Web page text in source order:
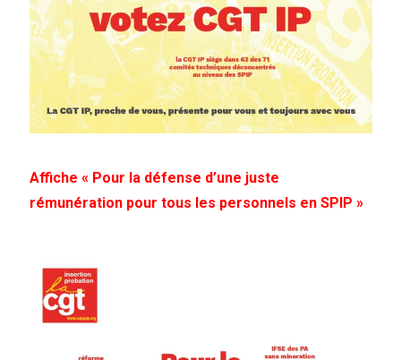
Affiche « Pour la défense d’une juste
rémunération pour tous les personnels en SPIP »